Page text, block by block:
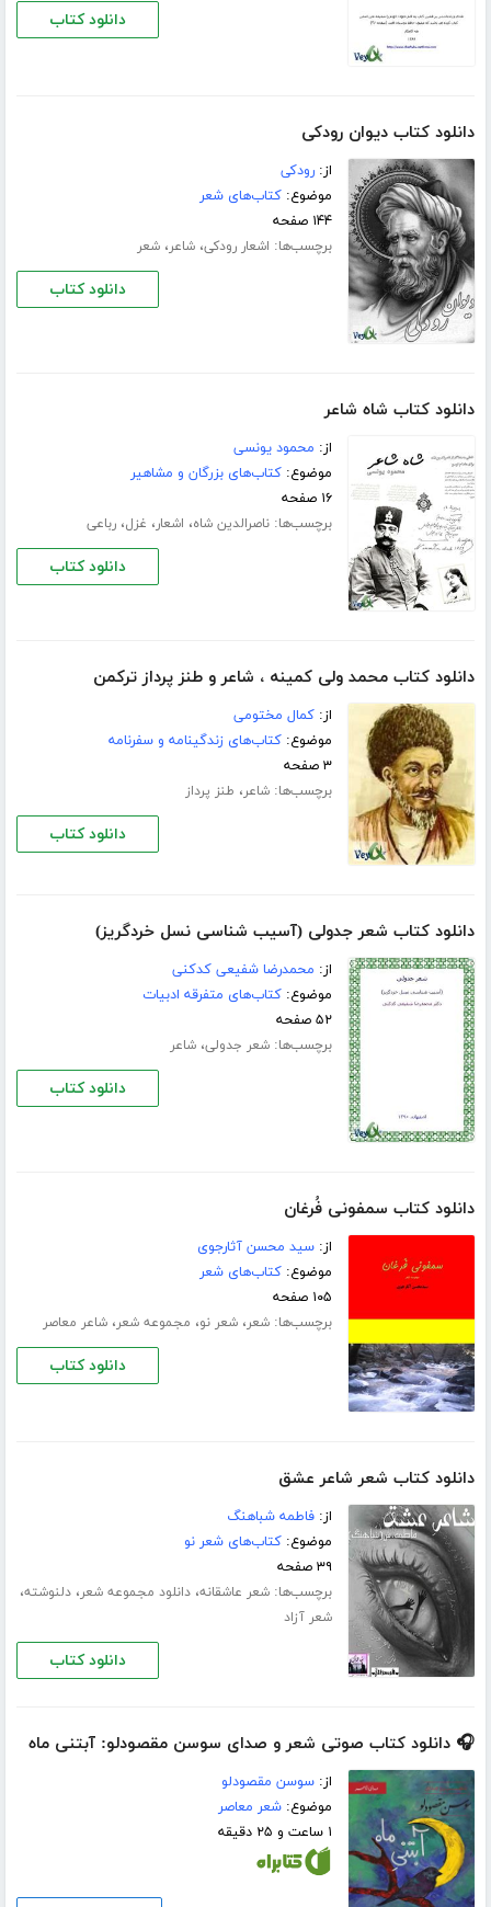
دانلود کتاب
دانلود کتاب دیوان رودکی
از:رودکی
موضوع:کتاب‌های شعر
۱۴۴ صفحه
برچسب‌ها: اشعار رودکی،شاعر،شعر
دانلود کتاب
دانلود کتاب شاه شاعر
از: محمود یونسی
موضوع:کتاب‌های بزرگان و مشاهیر
۱۶ صفحه
برچسب‌ها:ناصرالدین شاه، اشعار، غزل،رباعی
دانلود کتاب
دانلود کتاب محمد ولی کمینه ، شاعر و طنز پرداز ترکمن
از:کمال مختومی
موضوع:کتاب‌های زندگینامه و سفرنامه
۳ صفحه
برچسب‌ها:شاعر، طنز پرداز
دانلود کتاب
دانلود کتاب شعر جدولی (آسیب شناسی نسل خردگریز)
از: محمدرضا شفیعی کدکنی
موضوع:کتاب‌های متفرقه ادبیات
۵۲ صفحه
برچسب‌ها:شعر جدولی،شاعر
دانلود کتاب
دانلود کتاب سمفونی فُرغان
از:سید محسن آثارجوی
موضوع:کتاب‌های شعر
۱۰۵ صفحه
برچسب‌ها:شعر،شعر نو، مجموعه شعر،شاعر معاصر
دانلود کتاب
دانلود کتاب شعر شاعر عشق
از:فاطمه شباهنگ
موضوع:کتاب‌های شعر نو
۳۹ صفحه
برچسب‌ها:شعر عاشقانه،دانلود مجموعه شعر،دلنوشته،
شعر آزاد
دانلود کتاب
🎧 دانلود کتاب صوتی شعر و صدای سوسن مقصودلو: آبتنی ماه
از:سوسن مقصودلو
موضوع:شعر معاصر
۱ ساعت و ۲۵ دقیقه